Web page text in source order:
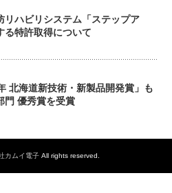
リハビリシステム「ステップア
る特許取得について
北海道新技術・新製品開発賞」も
門 優秀賞を受賞
カムイ電子 All rights reserved.